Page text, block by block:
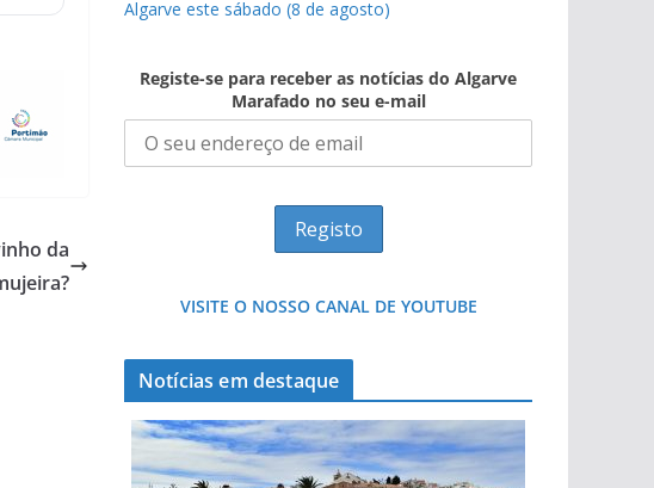
da
Algarve este sábado (8 de agosto)
Registe-se para receber as notícias do Algarve
Marafado no seu e-mail
VISITE O NOSSO CANAL DE YOUTUBE
Notícias em destaque